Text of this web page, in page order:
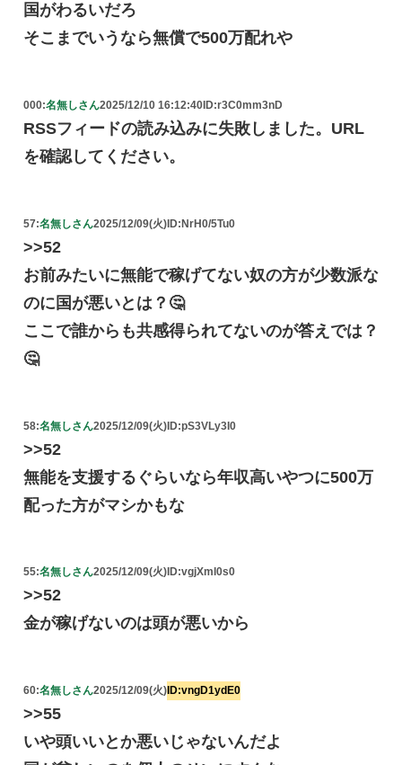
国がわるいだろ
そこまでいうなら無償で500万配れや
000:名無しさん2025/12/10 16:12:40 ID:r3C0mm3nD
RSSフィードの読み込みに失敗しました。URL
を確認してください。
57:名無しさん2025/12/09(火)ID:NrH0/5Tu0
>>52
お前みたいに無能で稼げてない奴の方が少数派な
のに国が悪いとは？🤔
ここで誰からも共感得られてないのが答えでは？
🤔
58:名無しさん2025/12/09(火)ID:pS3VLy3I0
>>52
無能を支援するぐらいなら年収高いやつに500万
配った方がマシかもな
55:名無しさん2025/12/09(火) ID:vgjXml0s0
>>52
金が稼げないのは頭が悪いから
60:名無しさん2025/12/09(火) ID:vngD1ydE0
>>55
いや頭いいとか悪いじゃないんだよ